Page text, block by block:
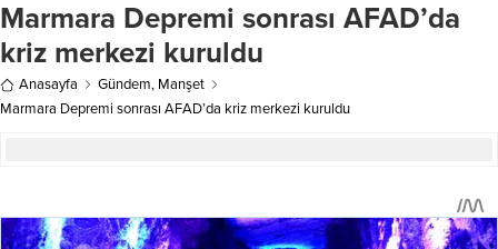
Marmara Depremi sonrası AFAD’da
kriz merkezi kuruldu
Anasayfa Gündem, Manşet
Marmara Depremi sonrası AFAD’da kriz merkezi kuruldu